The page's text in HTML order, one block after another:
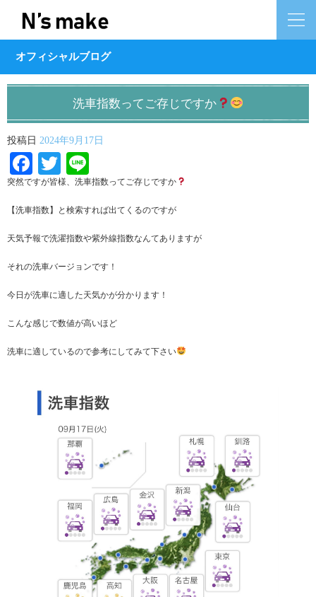
オフィシャルブログ
洗車指数ってご存じですか
投稿日 2024年9月17日
Facebook
Twitter
突然ですが皆様、洗車指数ってご存じですか
【洗車指数】と検索すれば出てくるのですが
天気予報で洗濯指数や紫外線指数なんてありますが
それの洗車バージョンです！
今日が洗車に適した天気かが分かります！
こんな感じで数値が高いほど
洗車に適しているので参考にしてみて下さい